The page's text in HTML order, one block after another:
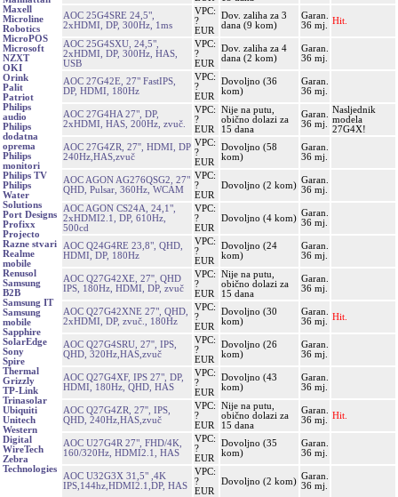
Maxell
Microline
Robotics
MicroPOS
Microsoft
NZXT
OKI
Orink
Palit
Patriot
Philips
audio
Philips
dodatna
oprema
Philips
monitori
Philips TV
Philips
Water
Solutions
Port Designs
Profixx
Projecto
Razne stvari
Realme
mobile
Renusol
Samsung
B2B
Samsung IT
Samsung
mobile
Sapphire
SolarEdge
Sony
Spire
Thermal
Grizzly
TP-Link
Trinasolar
Ubiquiti
Unitech
Western
Digital
WireTech
Zebra
Technologies
AOC 25G4SRE 24,5",
2xHDMI, DP, 300Hz, 1ms
VPC:
?
EUR
Dov. zaliha za 3
dana (9 kom)
Garan.
36 mj.
Hit.
AOC 25G4SXU, 24,5",
2xHDMI, DP, 300Hz, HAS,
USB
VPC:
?
EUR
Dov. zaliha za 4
dana (2 kom)
Garan.
36 mj.
AOC 27G42E, 27" FastIPS,
DP, HDMI, 180Hz
VPC:
?
EUR
Dovoljno (36
kom)
Garan.
36 mj.
AOC 27G4HA 27", DP,
2xHDMI, HAS, 200Hz, zvuč.
VPC:
?
EUR
Nije na putu,
obično dolazi za
15 dana
Garan.
36 mj.
Nasljednik
modela
27G4X!
AOC 27G4ZR, 27'', HDMI, DP
240Hz,HAS,zvuč
VPC:
?
EUR
Dovoljno (58
kom)
Garan.
36 mj.
AOC AGON AG276QSG2, 27"
QHD, Pulsar, 360Hz, WCAM
VPC:
?
EUR
Dovoljno (2 kom)
Garan.
36 mj.
AOC AGON CS24A, 24,1",
2xHDMI2.1, DP, 610Hz,
500cd
VPC:
?
EUR
Dovoljno (4 kom)
Garan.
36 mj.
AOC Q24G4RE 23,8", QHD,
HDMI, DP, 180Hz
VPC:
?
EUR
Dovoljno (24
kom)
Garan.
36 mj.
AOC Q27G42XE, 27'', QHD
IPS, 180Hz, HDMI, DP, zvuč
VPC:
?
EUR
Nije na putu,
obično dolazi za
15 dana
Garan.
36 mj.
AOC Q27G42XNE 27", QHD,
2xHDMI, DP, zvuč., 180Hz
VPC:
?
EUR
Dovoljno (30
kom)
Garan.
36 mj.
Hit.
AOC Q27G4SRU, 27'', IPS,
QHD, 320Hz,HAS,zvuč
VPC:
?
EUR
Dovoljno (26
kom)
Garan.
36 mj.
AOC Q27G4XF, IPS 27", DP,
HDMI, 180Hz, QHD, HAS
VPC:
?
EUR
Dovoljno (43
kom)
Garan.
36 mj.
AOC Q27G4ZR, 27'', IPS,
QHD, 240Hz,HAS,zvuč
VPC:
?
EUR
Nije na putu,
obično dolazi za
15 dana
Garan.
36 mj.
Hit.
AOC U27G4R 27", FHD/4K,
160/320Hz, HDMI2.1, HAS
VPC:
?
EUR
Dovoljno (35
kom)
Garan.
36 mj.
AOC U32G3X 31,5" ,4K
IPS,144hz,HDMI2.1,DP, HAS
VPC:
?
EUR
Dovoljno (2 kom)
Garan.
36 mj.